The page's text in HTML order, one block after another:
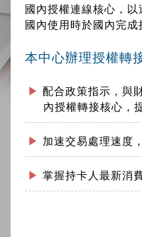
國內授權連線核心，
國內使用時於國內完成
本中心辦理授權轉
配合政策指示，與
內授權轉接核心，
加速交易處理速度
掌握持卡人最新消